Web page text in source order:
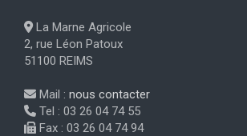
La Marne Agricole
2, rue Léon Patoux
51100 REIMS
Mail : nous contacter
Tel : 03 26 04 74 55
Fax : 03 26 04 74 94